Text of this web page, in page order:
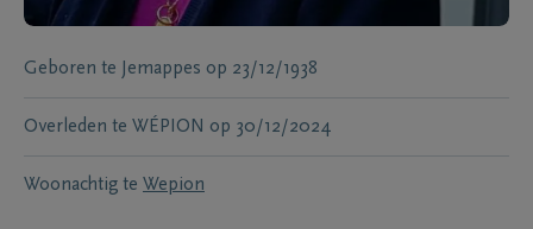
Geboren te Jemappes op 23/12/1938
Overleden te WÉPION op 30/12/2024
Woonachtig te Wepion